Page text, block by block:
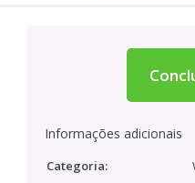
Informações adicionais
Categoria: